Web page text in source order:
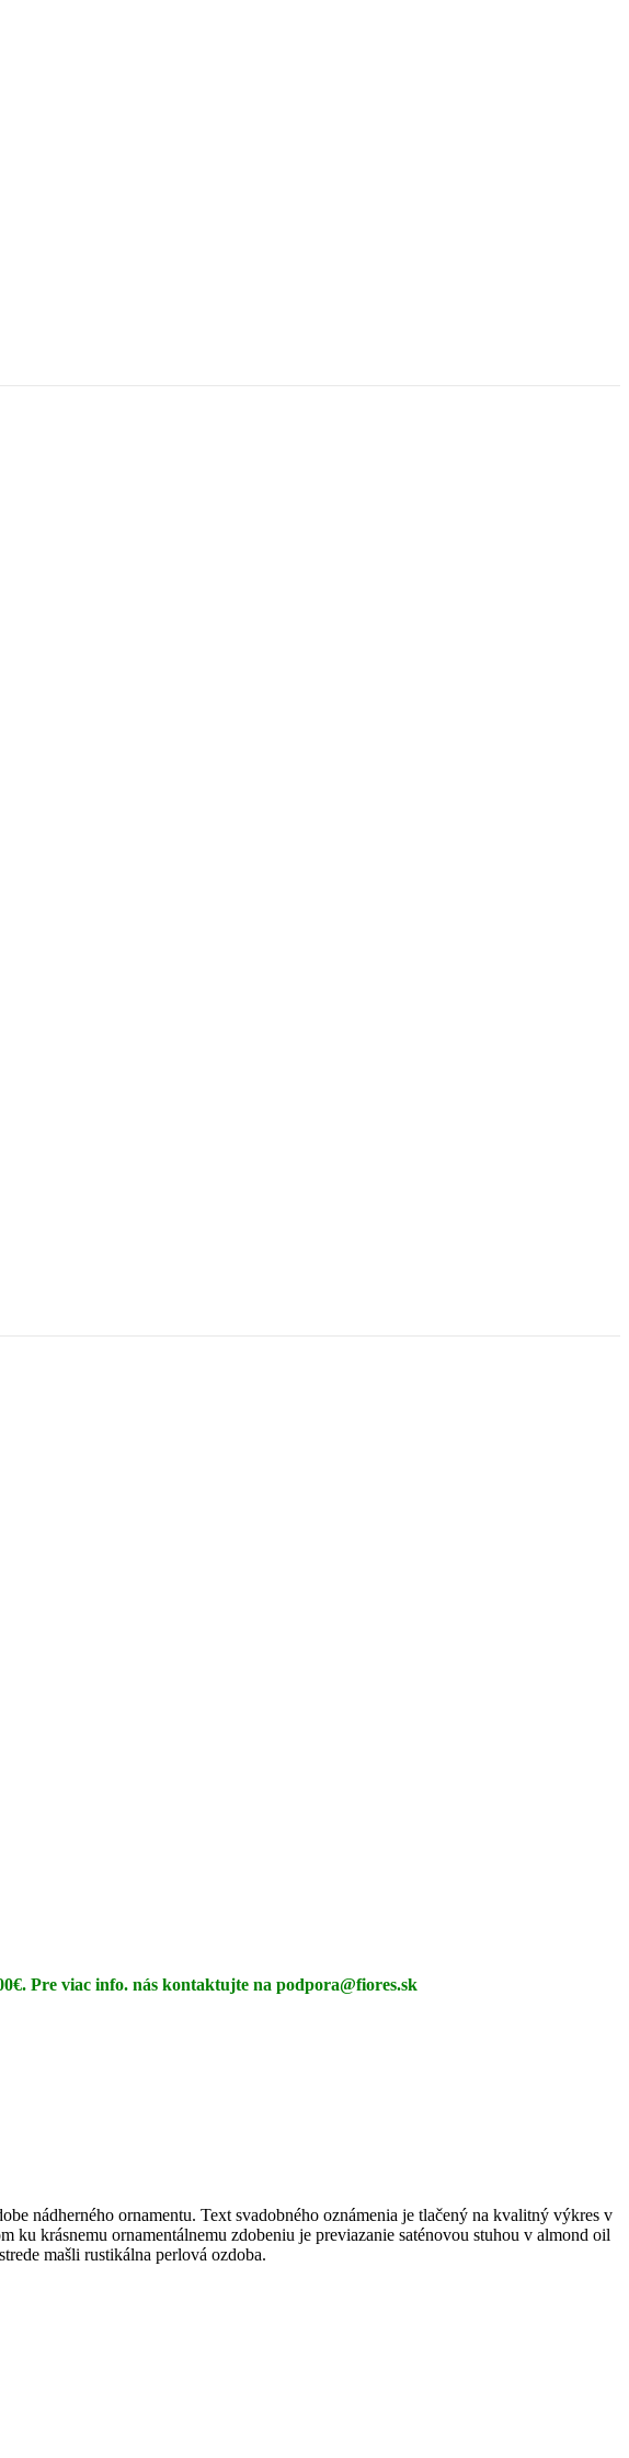
Pre viac info. nás kontaktujte na podpora@fiores.sk
nádherného ornamentu. Text svadobného oznámenia je tlačený na kvalitný výkres v
krásnemu ornamentálnemu zdobeniu je previazanie saténovou stuhou v almond oil
mašli rustikálna perlová ozdoba.